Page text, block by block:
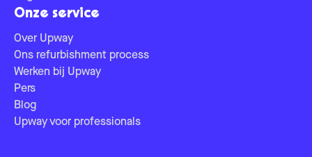
Onze service
Over Upway
Ons refurbishment process
Werken bij Upway
Pers
Blog
Upway voor professionals